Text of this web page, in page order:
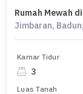
Rumah Mewah
Jimbaran,
Kamar Tidur
3
Luas Tanah